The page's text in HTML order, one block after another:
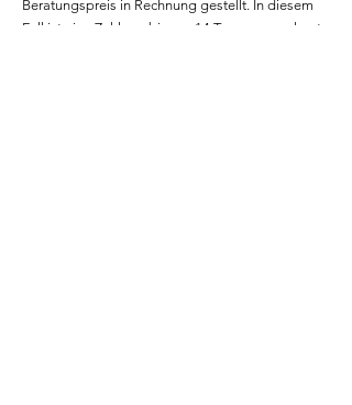
Beratungspreis in Rechnung gestellt. In diesem
Fall ist eine Zahlung binnen 14 Tagen, gerechnet